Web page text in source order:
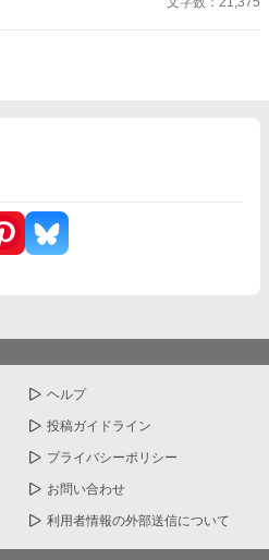
ヘルプ
投稿ガイドライン
プライバシーポリシー
お問い合わせ
利用者情報の外部送信について